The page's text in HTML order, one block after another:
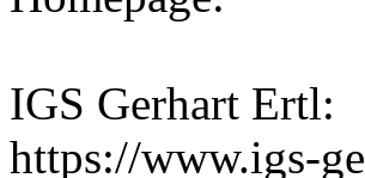
IGS Gerhart Ertl:
https://www.igs-